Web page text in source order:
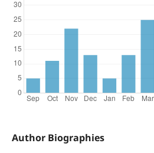
Author Biographies